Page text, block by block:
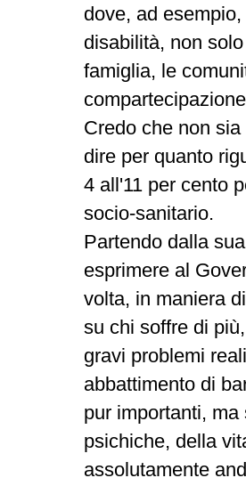
dove, ad
disabilità, non
famiglia, le
Credo che non
dire per quanto
4 all'11 per cento
socio-sanitario.
Partendo dalla
esprimere al
volta, in maniera
su chi soffre di
gravi problemi
abbattimento di
pur importanti,
psichiche, della
assolutamente